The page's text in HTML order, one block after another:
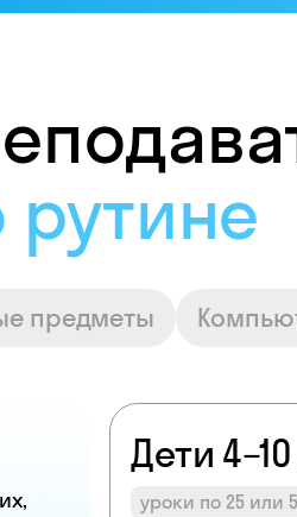
предметы
Дети
уроки по 25 или